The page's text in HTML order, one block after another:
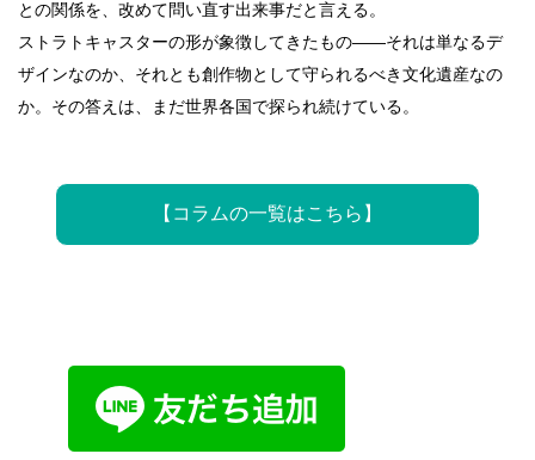
との関係を、改めて問い直す出来事だと言える。
ストラトキャスターの形が象徴してきたもの――それは単なるデ
ザインなのか、それとも創作物として守られるべき文化遺産なの
か。その答えは、まだ世界各国で探られ続けている。
【 コラムの一覧はこちら 】